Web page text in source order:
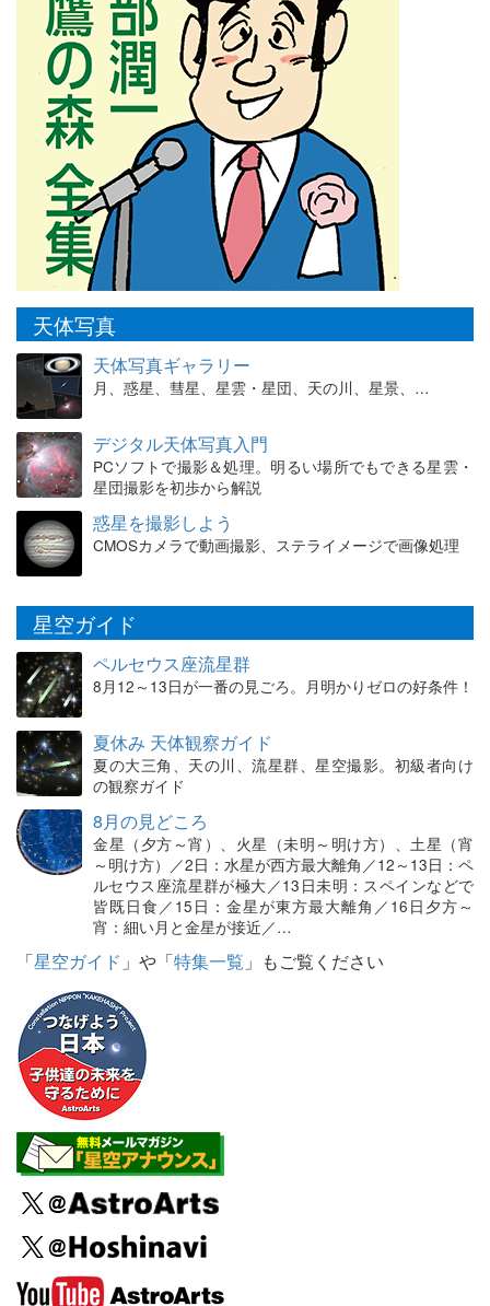
天体写真
天体写真ギャラリー
月、惑星、彗星、星雲・星団、天の川、星景、…
デジタル天体写真入門
PCソフトで撮影＆処理。明るい場所でもできる星雲・
星団撮影を初歩から解説
惑星を撮影しよう
CMOSカメラで動画撮影、ステライメージで画像処理
星空ガイド
ペルセウス座流星群
8月12～13日が一番の見ごろ。月明かりゼロの好条件！
夏休み 天体観察ガイド
夏の大三角、天の川、流星群、星空撮影。初級者向け
の観察ガイド
8月の見どころ
金星（夕方～宵）、火星（未明～明け方）、土星（宵
～明け方）／2日：水星が西方最大離角／12～13日：ペ
ルセウス座流星群が極大／13日未明：スペインなどで
皆既日食／15日：金星が東方最大離角／16日夕方～
宵：細い月と金星が接近／…
「星空ガイド 」や「特集一覧 」もご覧ください